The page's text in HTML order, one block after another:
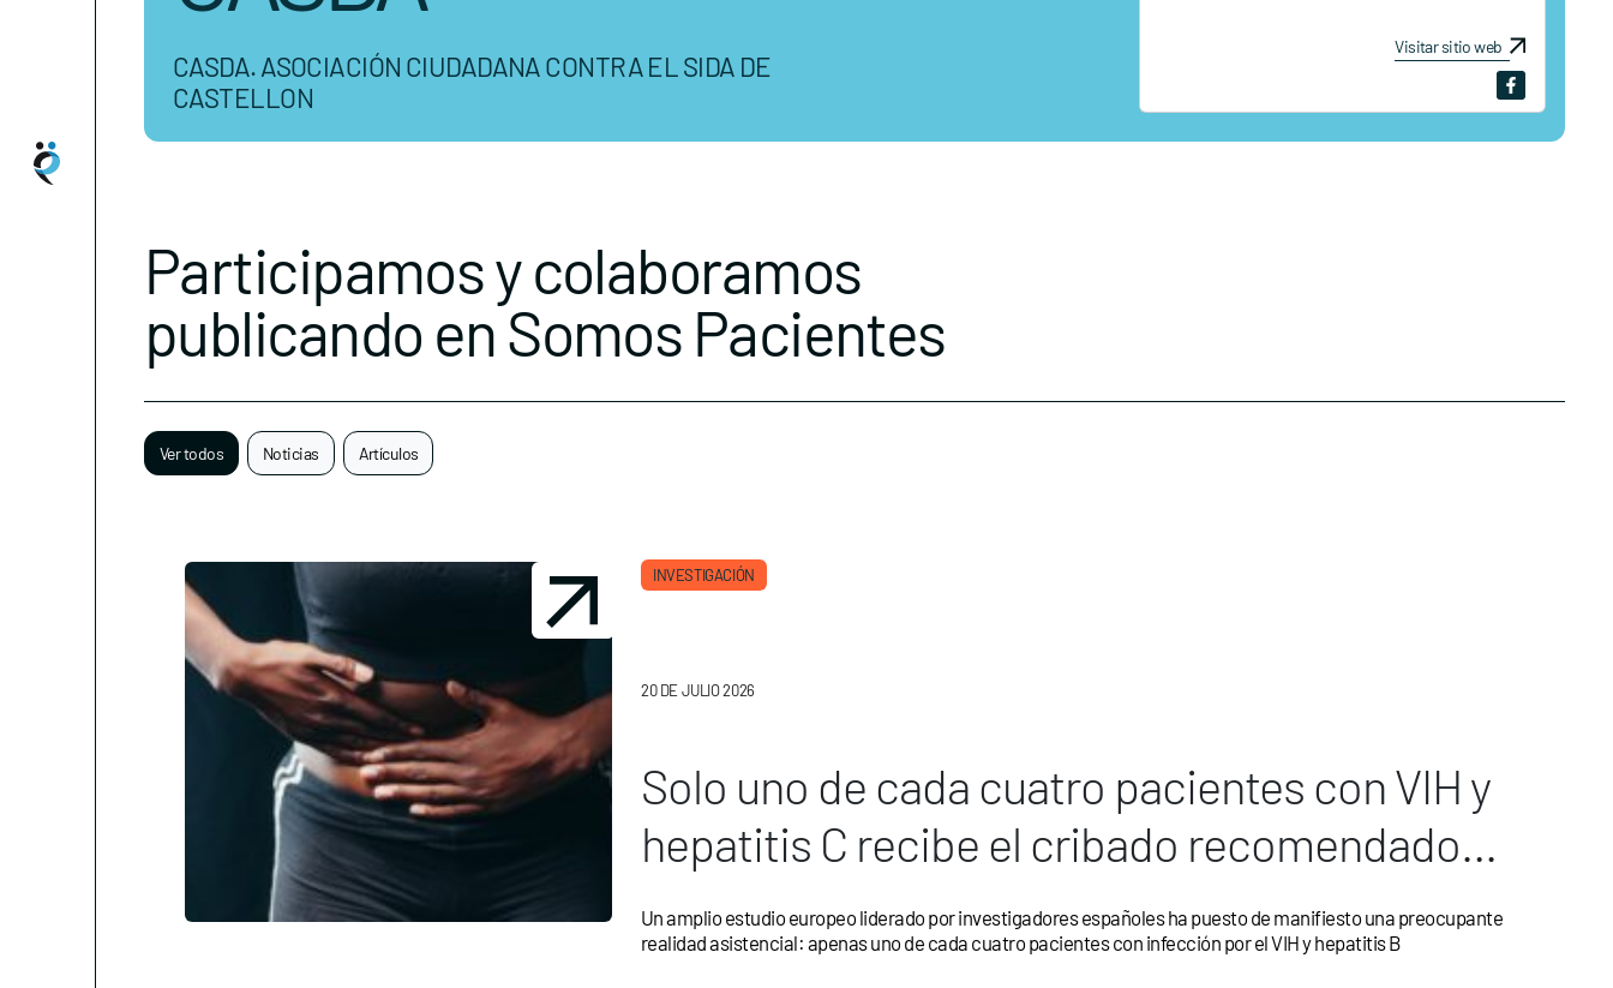
CASDA. ASOCIACIÓN CIUDADANA CONTRA EL SIDA DE
CASTELLON
Visitar sitio web
Participamos y colaboramos
publicando en Somos Pacientes
Ver todos Noticias Artículos
INVESTIGACIÓN
20 DE JULIO 2026
Solo uno de cada cuatro pacientes con VIH y
hepatitis C recibe el cribado recomendado
para detectar precozmente el cáncer de
hígado
Un amplio estudio europeo liderado por investigadores españoles ha puesto de manifiesto una preocupante
realidad asistencial: apenas uno de cada cuatro pacientes con infección por el VIH y hepatitis B